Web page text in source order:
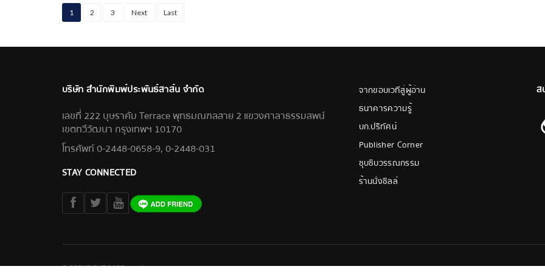
1 2 3 Next Last
บริษัท สำนักพิมพ์ประพันธ์สาส์น จำกัด
เลขที่ 222 บุษราคัม Terrace พุทธมณฑลสาย 2 แขวงศาลาธรรมสพน์
เขตทวีวัฒนา กรุงเทพฯ 10170
โทรศัพท์ 0-2448-0658-9, 0-2448-031
STAY CONNECTED
จากขอบเวทีสู่ผู้อ่าน
ธนาคารความรู้
บก.ปริทัศน์
Publisher Corner
ซุบซิบวรรณกรรม
ร้านนั่งชิลล์
ส
© COPYRIGHT 2023 praphansarn.com